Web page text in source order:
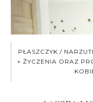
PŁASZCZYK /
+ ŻYCZENIA ORAZ